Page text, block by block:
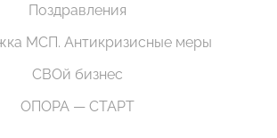
Поздравления
МСП. Антикризисные меры
СВОй бизнес
ОПОРА — СТАРТ